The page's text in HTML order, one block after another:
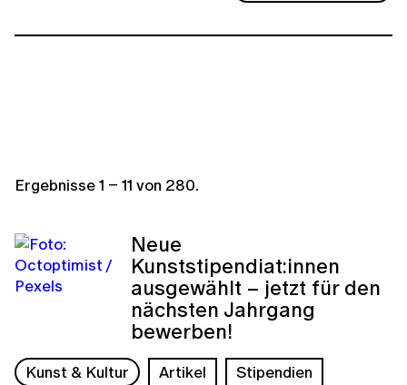
Ergebnisse1 – 11 von 280.
Neue
Kunststipendiat:innen
ausgewählt – jetzt für den
nächsten Jahrgang
bewerben!
Kunst & Kultur Artikel Stipendien